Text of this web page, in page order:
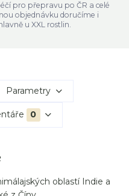
pro přepravu po ČR a celé
objednávku doručíme i
u XXL rostlin.
Parametry
0
oblastí Indie a